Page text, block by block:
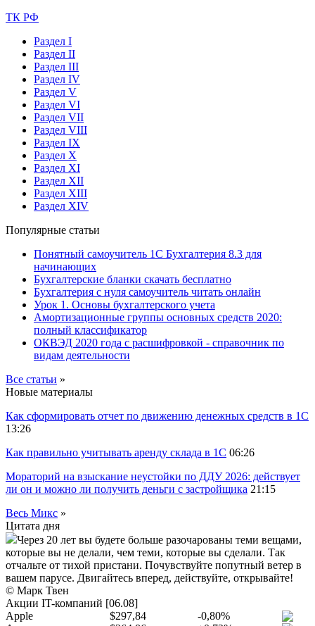
ТК РФ
Раздел I
Раздел II
Раздел III
Раздел IV
Раздел V
Раздел VI
Раздел VII
Раздел VIII
Раздел IX
Раздел X
Раздел XI
Раздел XII
Раздел XIII
Раздел XIV
Популярные статьи
Понятный самоучитель 1С Бухгалтерия 8.3 для
начинающих
Бухгалтерские бланки скачать бесплатно
Бухгалтерия с нуля самоучитель читать онлайн
Урок 1. Основы бухгалтерского учета
Амортизационные группы основных средств 2020:
полный классификатор
ОКВЭД 2020 года с расшифровкой - справочник по
видам деятельности
Все статьи »
Новые материалы
Как сформировать отчет по движению денежных средств в 1С
13:26
Как правильно учитывать аренду склада в 1С 06:26
Мораторий на взыскание неустойки по ДДУ 2026: действует
ли он и можно ли получить деньги с застройщика 21:15
Весь Микс »
Цитата дня
Через 20 лет вы будете больше разочарованы теми вещами,
которые вы не делали, чем теми, которые вы сделали. Так
отчальте от тихой пристани. Почувствуйте попутный ветер в
вашем парусе. Двигайтесь вперед, действуйте, открывайте!
© Марк Твен
Акции IT-компаний [06.08]
Apple
$297,84
-0,80%